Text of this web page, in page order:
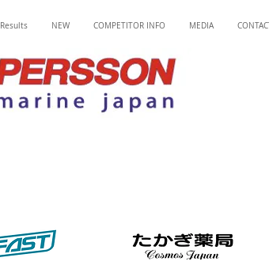
Results NEW COMPETITOR INFO MEDIA